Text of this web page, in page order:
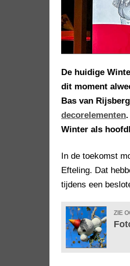
De huidige
dit moment
Bas van
decorelementen
Winter als
In de toekomst
Efteling. Dat
tijdens een
ZIE